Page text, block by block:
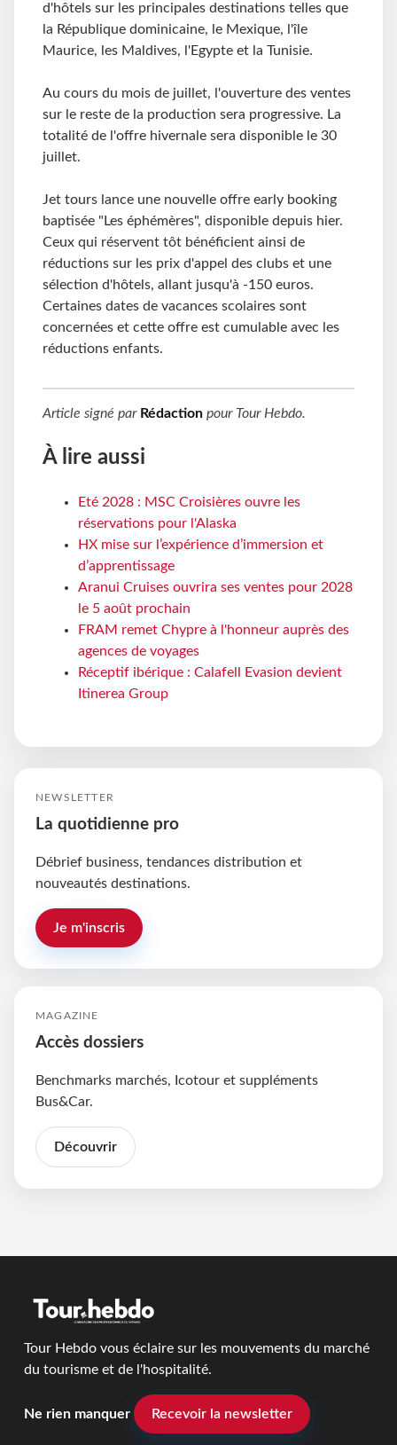
d'hôtels sur les principales destinations telles que
la République dominicaine, le Mexique, l'île
Maurice, les Maldives, l'Egypte et la Tunisie.
Au cours du mois de juillet, l'ouverture des ventes
sur le reste de la production sera progressive. La
totalité de l'offre hivernale sera disponible le 30
juillet.
Jet tours lance une nouvelle offre early booking
baptisée "Les éphémères", disponible depuis hier.
Ceux qui réservent tôt bénéficient ainsi de
réductions sur les prix d'appel des clubs et une
sélection d'hôtels, allant jusqu'à -150 euros.
Certaines dates de vacances scolaires sont
concernées et cette offre est cumulable avec les
réductions enfants.
Article signé par Rédaction pour Tour Hebdo.
À lire aussi
Eté 2028 : MSC Croisières ouvre les
réservations pour l'Alaska
HX mise sur l’expérience d’immersion et
d’apprentissage
Aranui Cruises ouvrira ses ventes pour 2028
le 5 août prochain
FRAM remet Chypre à l'honneur auprès des
agences de voyages
Réceptif ibérique : Calafell Evasion devient
Itinerea Group
NEWSLETTER
La quotidienne pro
Débrief business, tendances distribution et
nouveautés destinations.
Je m'inscris
MAGAZINE
Accès dossiers
Benchmarks marchés, Icotour et suppléments
Bus&Car.
Découvrir
Tour Hebdo vous éclaire sur les mouvements du marché
du tourisme et de l'hospitalité.
Ne rien manquer Recevoir la newsletter